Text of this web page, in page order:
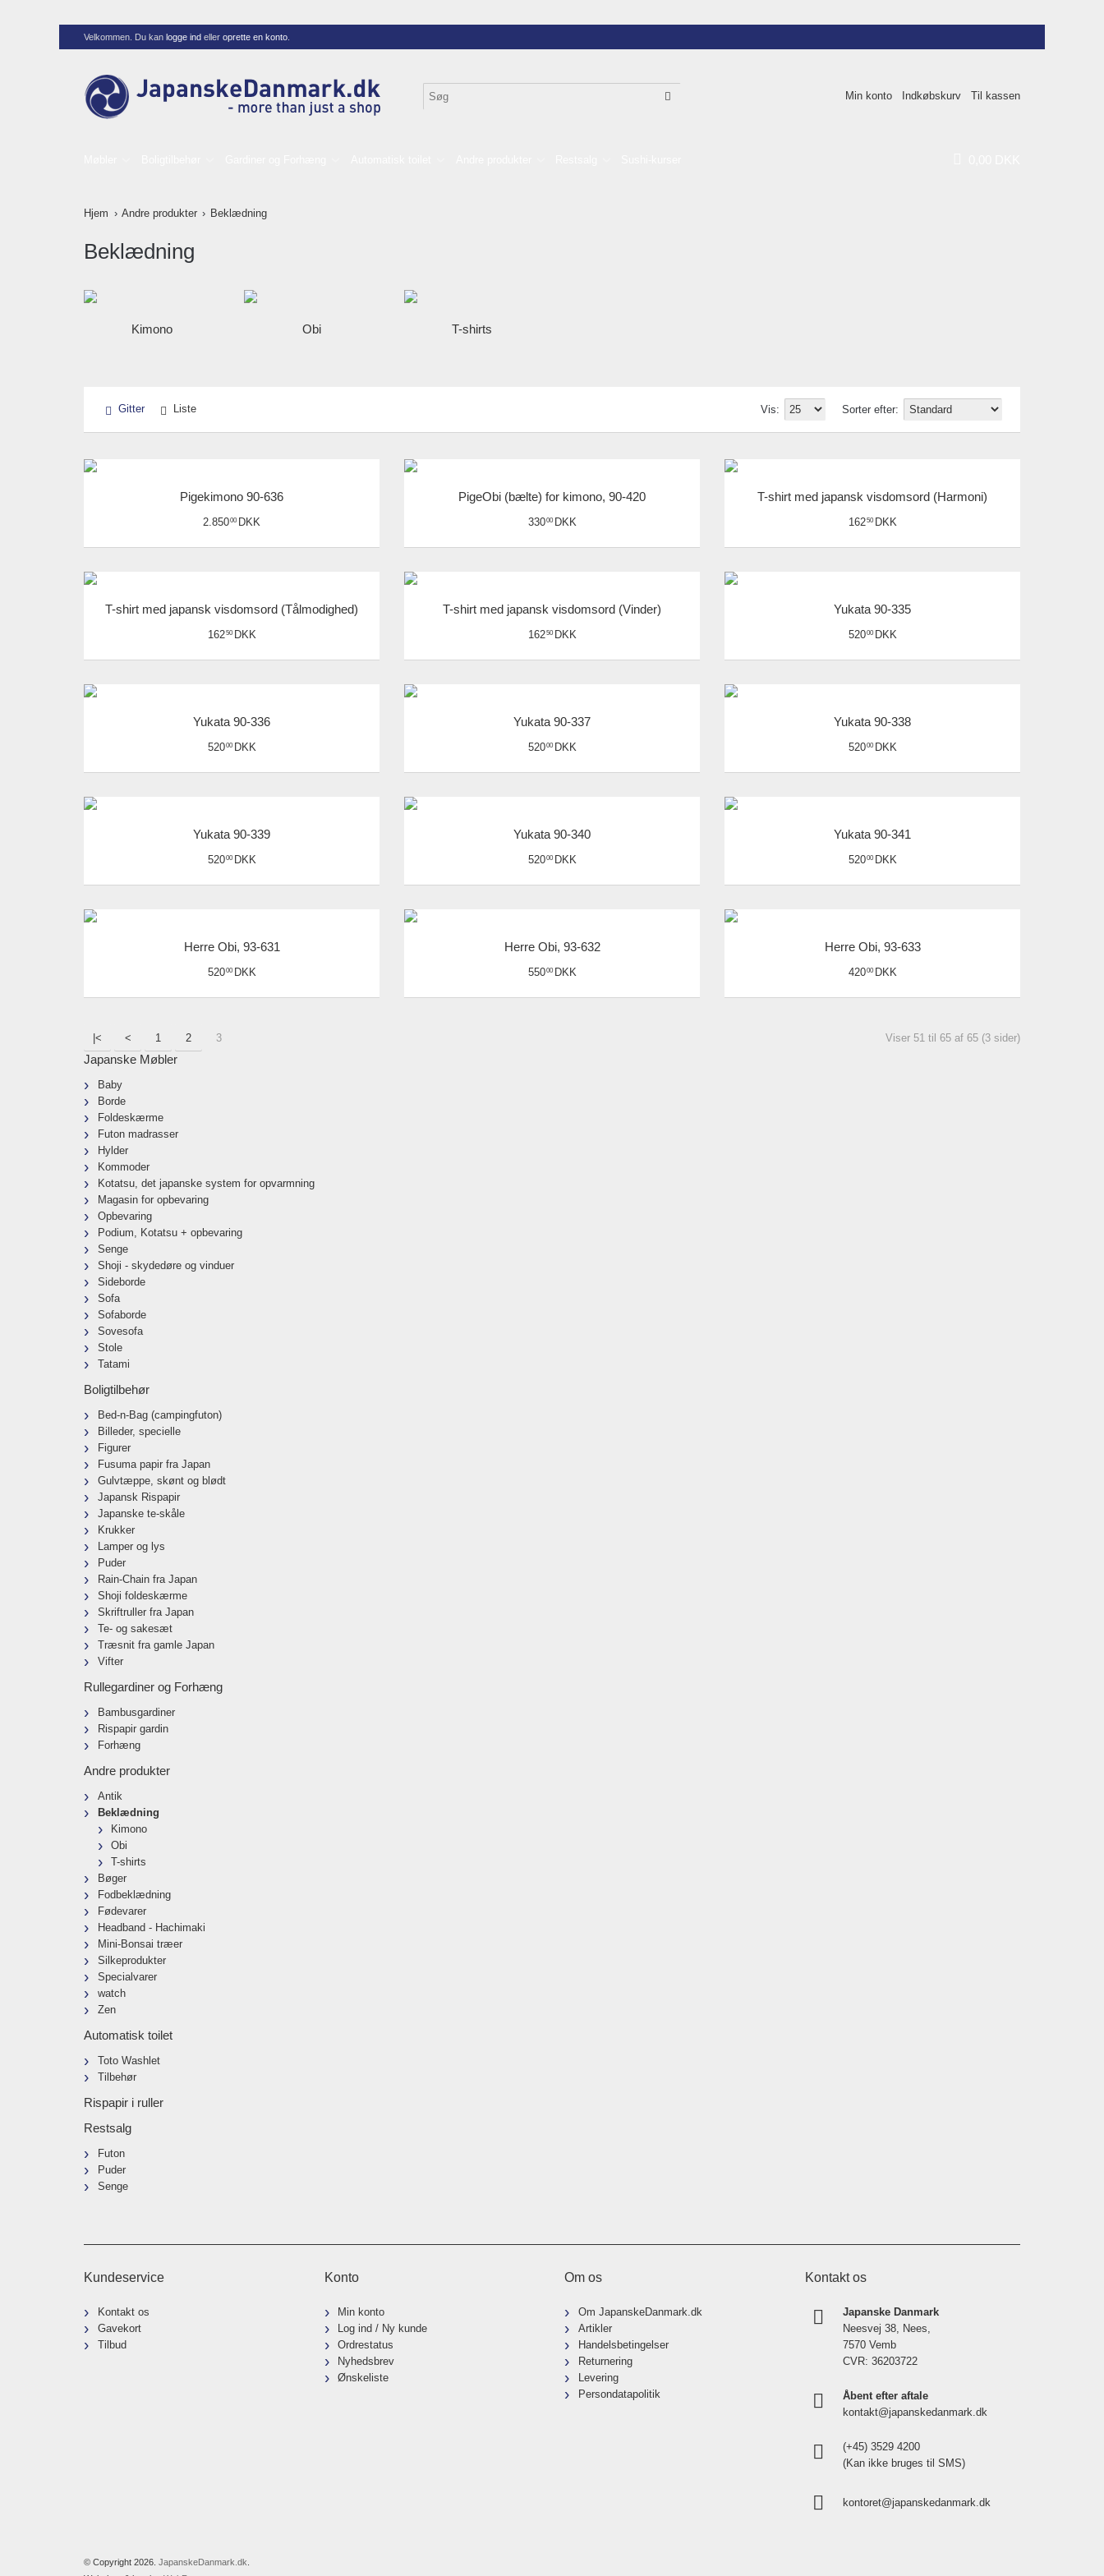
Velkommen. Du kan logge ind eller oprette en konto
Min konto Indkøbskurv Til kassen
Hjem Andre produkter Beklædning
Beklædning
Kimono Obi T-shirts
Gitter Liste Vis: Sorter efter:
Pigekimono 90-636
2.85000 DKK
PigeObi (bælte) for kimono, 90-420
33000 DKK
T-shirt med japansk visdomsord (Harmoni)
16250 DKK
T-shirt med japansk visdomsord (Tålmodighed)
16250 DKK
T-shirt med japansk visdomsord (Vinder)
16250 DKK
Yukata 90-335
52000 DKK
Yukata 90-336
52000 DKK
Yukata 90-337
52000 DKK
Yukata 90-338
52000 DKK
Yukata 90-339
52000 DKK
Yukata 90-340
52000 DKK
Yukata 90-341
52000 DKK
Herre Obi, 93-631
52000 DKK
Herre Obi, 93-632
55000 DKK
Herre Obi, 93-633
42000 DKK
|< < 1 2 3 Viser 51 til 65 af 65 (3 sider)
Japanske Møbler
Baby
Borde
Foldeskærme
Futon madrasser
Hylder
Kommoder
Kotatsu, det japanske system for opvarmning
Magasin for opbevaring
Opbevaring
Podium, Kotatsu + opbevaring
Senge
Shoji - skydedøre og vinduer
Sideborde
Sofa
Sofaborde
Sovesofa
Stole
Tatami
Boligtilbehør
Bed-n-Bag (campingfuton)
Billeder, specielle
Figurer
Fusuma papir fra Japan
Gulvtæppe, skønt og blødt
Japansk Rispapir
Japanske te-skåle
Krukker
Lamper og lys
Puder
Rain-Chain fra Japan
Shoji foldeskærme
Skriftruller fra Japan
Te- og sakesæt
Træsnit fra gamle Japan
Vifter
Rullegardiner og Forhæng
Bambusgardiner
Rispapir gardin
Forhæng
Andre produkter
Antik
Beklædning
Kimono
Obi
T-shirts
Bøger
Fodbeklædning
Fødevarer
Headband - Hachimaki
Mini-Bonsai træer
Silkeprodukter
Specialvarer
watch
Zen
Automatisk toilet
Toto Washlet
Tilbehør
Rispapir i ruller
Restsalg
Futon
Puder
Senge
Kundeservice
Kontakt os
Gavekort
Tilbud
Konto
Min konto
Log ind / Ny kunde
Ordrestatus
Nyhedsbrev
Ønskeliste
Om os
Om JapanskeDanmark.dk
Artikler
Handelsbetingelser
Returnering
Levering
Persondatapolitik
Kontakt os
Japanske Danmark
Neesvej 38, Nees,
7570 Vemb
CVR: 36203722
Åbent efter aftale
kontakt@japanskedanmark.dk
(+45) 3529 4200
(Kan ikke bruges til SMS)
kontoret@japanskedanmark.dk
© Copyright 2026. JapanskeDanmark.dk